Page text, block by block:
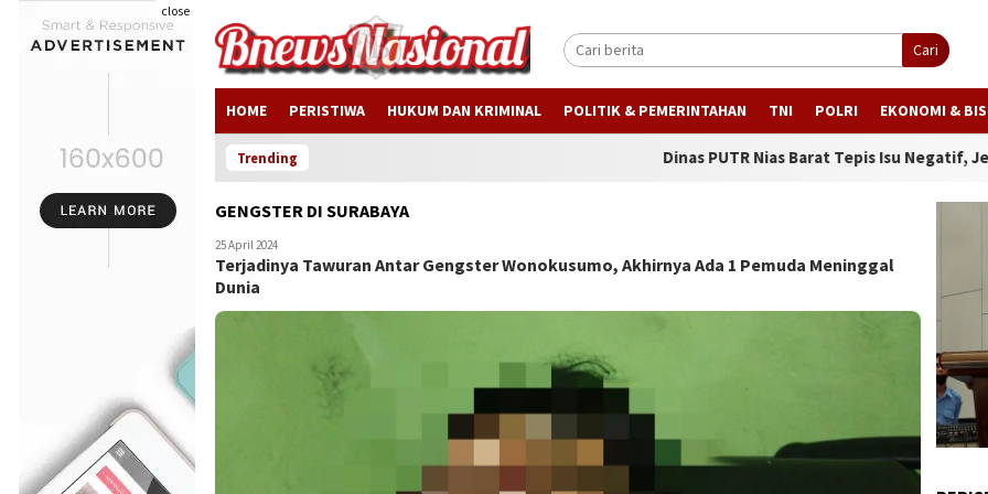
close
Cari
HOME PERISTIWA HUKUM DAN KRIMINAL POLITIK & PEMERINTAHAN TNI POLRI EKONOMI &
Trending Dinas PUTR Nias Barat Tepis Isu Negatif, Jelaskan
GENGSTER DI SURABAYA
25 April 2024
Terjadinya Tawuran Antar Gengster Wonokusumo, Akhirnya Ada 1 Pemuda Meninggal
Dunia